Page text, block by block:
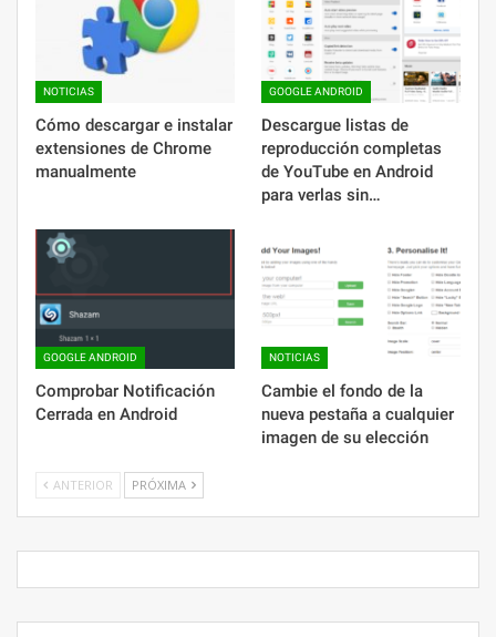
NOTICIAS
Cómo descargar e instalar
extensiones de Chrome
manualmente
GOOGLE ANDROID
Descargue listas de
reproducción completas
de YouTube en Android
para verlas sin…
GOOGLE ANDROID
Comprobar Notificación
Cerrada en Android
NOTICIAS
Cambie el fondo de la
nueva pestaña a cualquier
imagen de su elección
ANTERIOR PRÓXIMA